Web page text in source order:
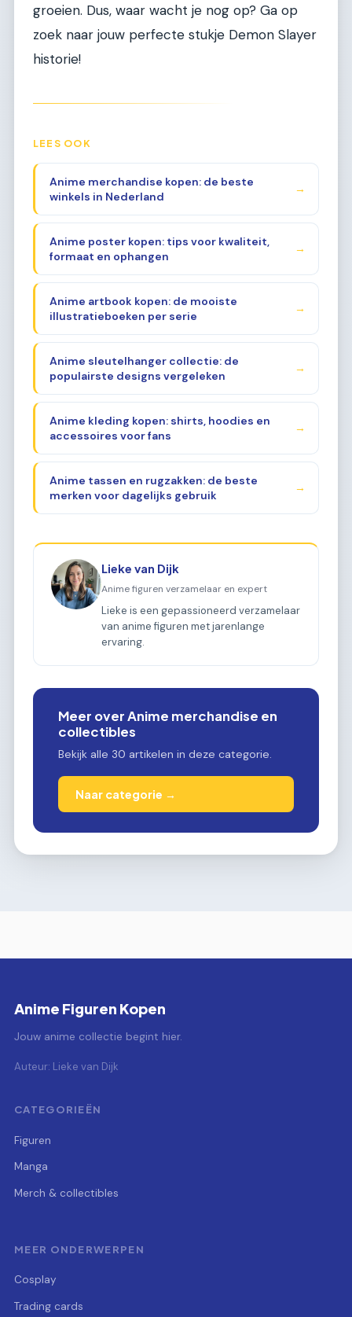
groeien. Dus, waar wacht je nog op? Ga op
zoek naar jouw perfecte stukje Demon Slayer
historie!
LEES OOK
Anime merchandise kopen: de beste
winkels in Nederland
→
Anime poster kopen: tips voor kwaliteit,
formaat en ophangen
→
Anime artbook kopen: de mooiste
illustratieboeken per serie
→
Anime sleutelhanger collectie: de
populairste designs vergeleken
→
Anime kleding kopen: shirts, hoodies en
accessoires voor fans
→
Anime tassen en rugzakken: de beste
merken voor dagelijks gebruik
→
Lieke van Dijk
Anime figuren verzamelaar en expert
Lieke is een gepassioneerd verzamelaar
van anime figuren met jarenlange
ervaring.
Meer over Anime merchandise en
collectibles
Bekijk alle 30 artikelen in deze categorie.
Naar categorie →
Anime Figuren Kopen
Jouw anime collectie begint hier.
Auteur: Lieke van Dijk
CATEGORIEËN
Figuren
Manga
Merch & collectibles
MEER ONDERWERPEN
Cosplay
Trading cards